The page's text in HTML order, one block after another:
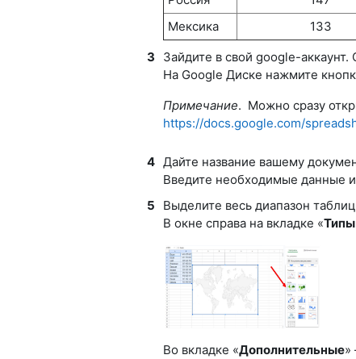
Мексика
133
3
Зайдите в свой google-
На Google Диске нажмите
Примечание. Можно сразу
https://docs.google.com/
4 Дайте название вашему
Введите необходимые данные
5
Выделите весь диапазон
В окне справа на вкладке «
Во вкладке «Дополнительные»